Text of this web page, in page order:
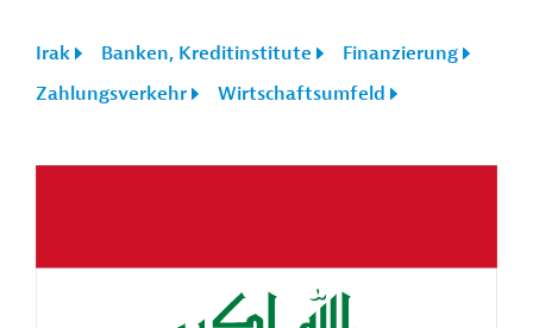
Irak Banken, Kreditinstitute
Finanzierung
Zahlungsverkehr
Wirtschaftsumfeld